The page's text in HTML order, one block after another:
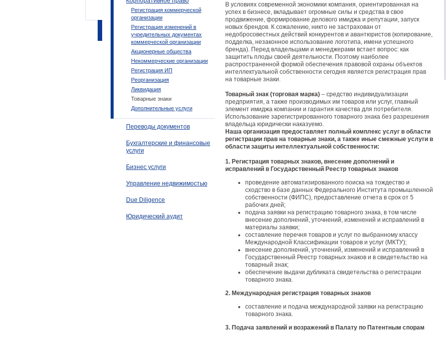
Регистрация коммерческой
организации
Регистрация изменений в
учредительных документах
коммерческой организации
Акционерные общества
Некоммерческие организации
Регистрация ИП
Реорганизация
Ликвидация
Товарные знаки
Дополнительные услуги
Переводы документов
Бухгалтерские и финансовые
услуги
Бизнес услуги
Управление недвижимостью
Due Diligence
Юридический аудит
В условиях современной экономики компания, ориентированная на
успех в бизнесе, вкладывает огромные силы и средства в свое
продвижение, формирование делового имиджа и репутации, запуск
новых брендов. К сожалению, никто не застрахован от
недобросовестных действий конкурентов и авантюристов (копирование,
подделка, незаконное использование логотипа, имени успешного
бренда). Перед владельцами и менеджерами встает вопрос: как
защитить плоды своей деятельности. Поэтому наиболее
распространенной формой обеспечения правовой охраны объектов
интеллектуальной собственности сегодня является регистрация прав
на товарные знаки.
Товарный знак (торговая марка) – средство индивидуализации
предприятия, а также производимых им товаров или услуг, главный
элемент имиджа компании и гарантия качества для потребителя.
Использование зарегистрированного товарного знака без разрешения
владельца юридически наказуемо.
Наша организация предоставляет полный комплекс услуг в области
регистрации прав на товарные знаки, а также иные смежные услуги в
области защиты интеллектуальной собственности:
1. Регистрация товарных знаков, внесение дополнений и
исправлений в Государственный Реестр товарных знаков
проведение автоматизированного поиска на тождество и
сходство в базе данных Федерального Института промышленной
собственности (ФИПС), предоставление отчета в срок от 5
рабочих дней;
подача заявки на регистрацию товарного знака, в том числе
внесение дополнений, уточнений, изменений и исправлений в
материалы заявки;
составление перечня товаров и услуг по выбранному классу
Международной Классификации товаров и услуг (МКТУ);
внесение дополнений, уточнений, изменений и исправлений в
Государственный Реестр товарных знаков и в свидетельство на
товарный знак;
обеспечение выдачи дубликата свидетельства о регистрации
товарного знака.
2. Международная регистрация товарных знаков
составление и подача международной заявки на регистрацию
товарного знака.
3. Подача заявлений и возражений в Палату по Патентным спорам